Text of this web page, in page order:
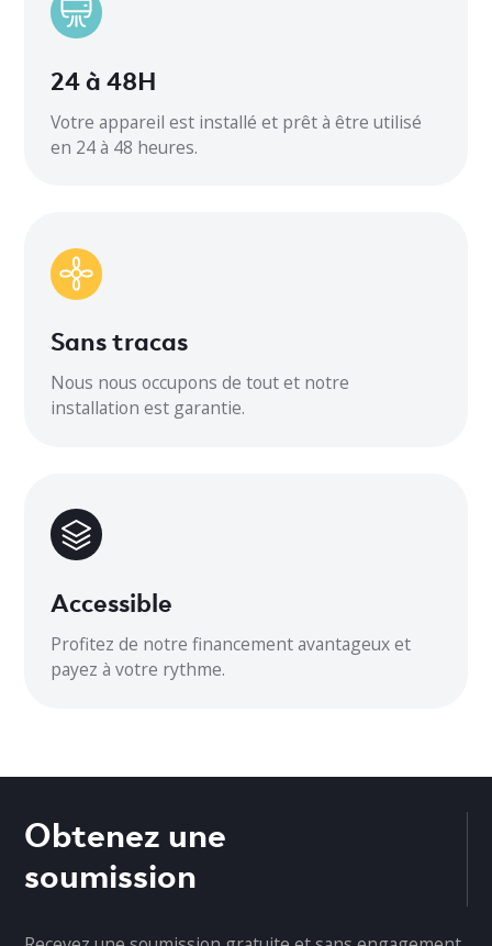
Bruit extérieur
Dimensions intérieures
32-7/8 x 10-7/8 x 7-7/8
Dimensions extérieures
24 à 48H
Votre appareil est installé et prêt à être utilisé
en 24 à 48 heures.
Sans tracas
Nous nous occupons de tout et notre
installation est garantie.
Accessible
Profitez de notre financement avantageux et
payez à votre rythme.
Obtenez une
soumission